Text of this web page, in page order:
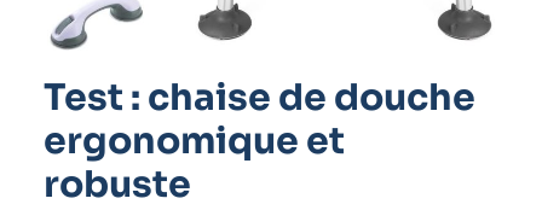
Test : chaise de douche
ergonomique et
robuste